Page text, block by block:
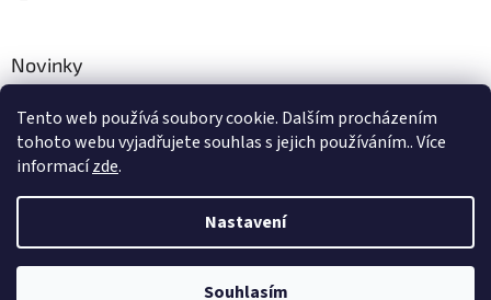
Tento web používá soubory cookie. Dalším procházením
tohoto webu vyjadřujete souhlas s jejich používáním.. Více
informacízde.
Nastavení
Souhlasím
Novinky
30.8.2018
Vytvořil Shoptet
Creativ. Všechna práva vyhrazena.